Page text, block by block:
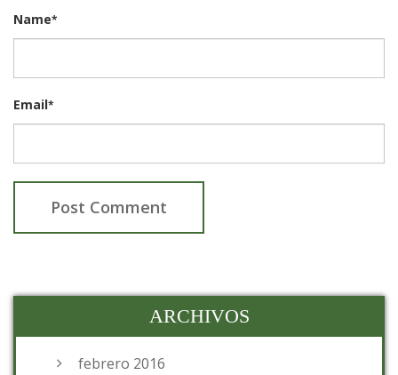
Name*
Email*
ARCHIVOS
febrero 2016